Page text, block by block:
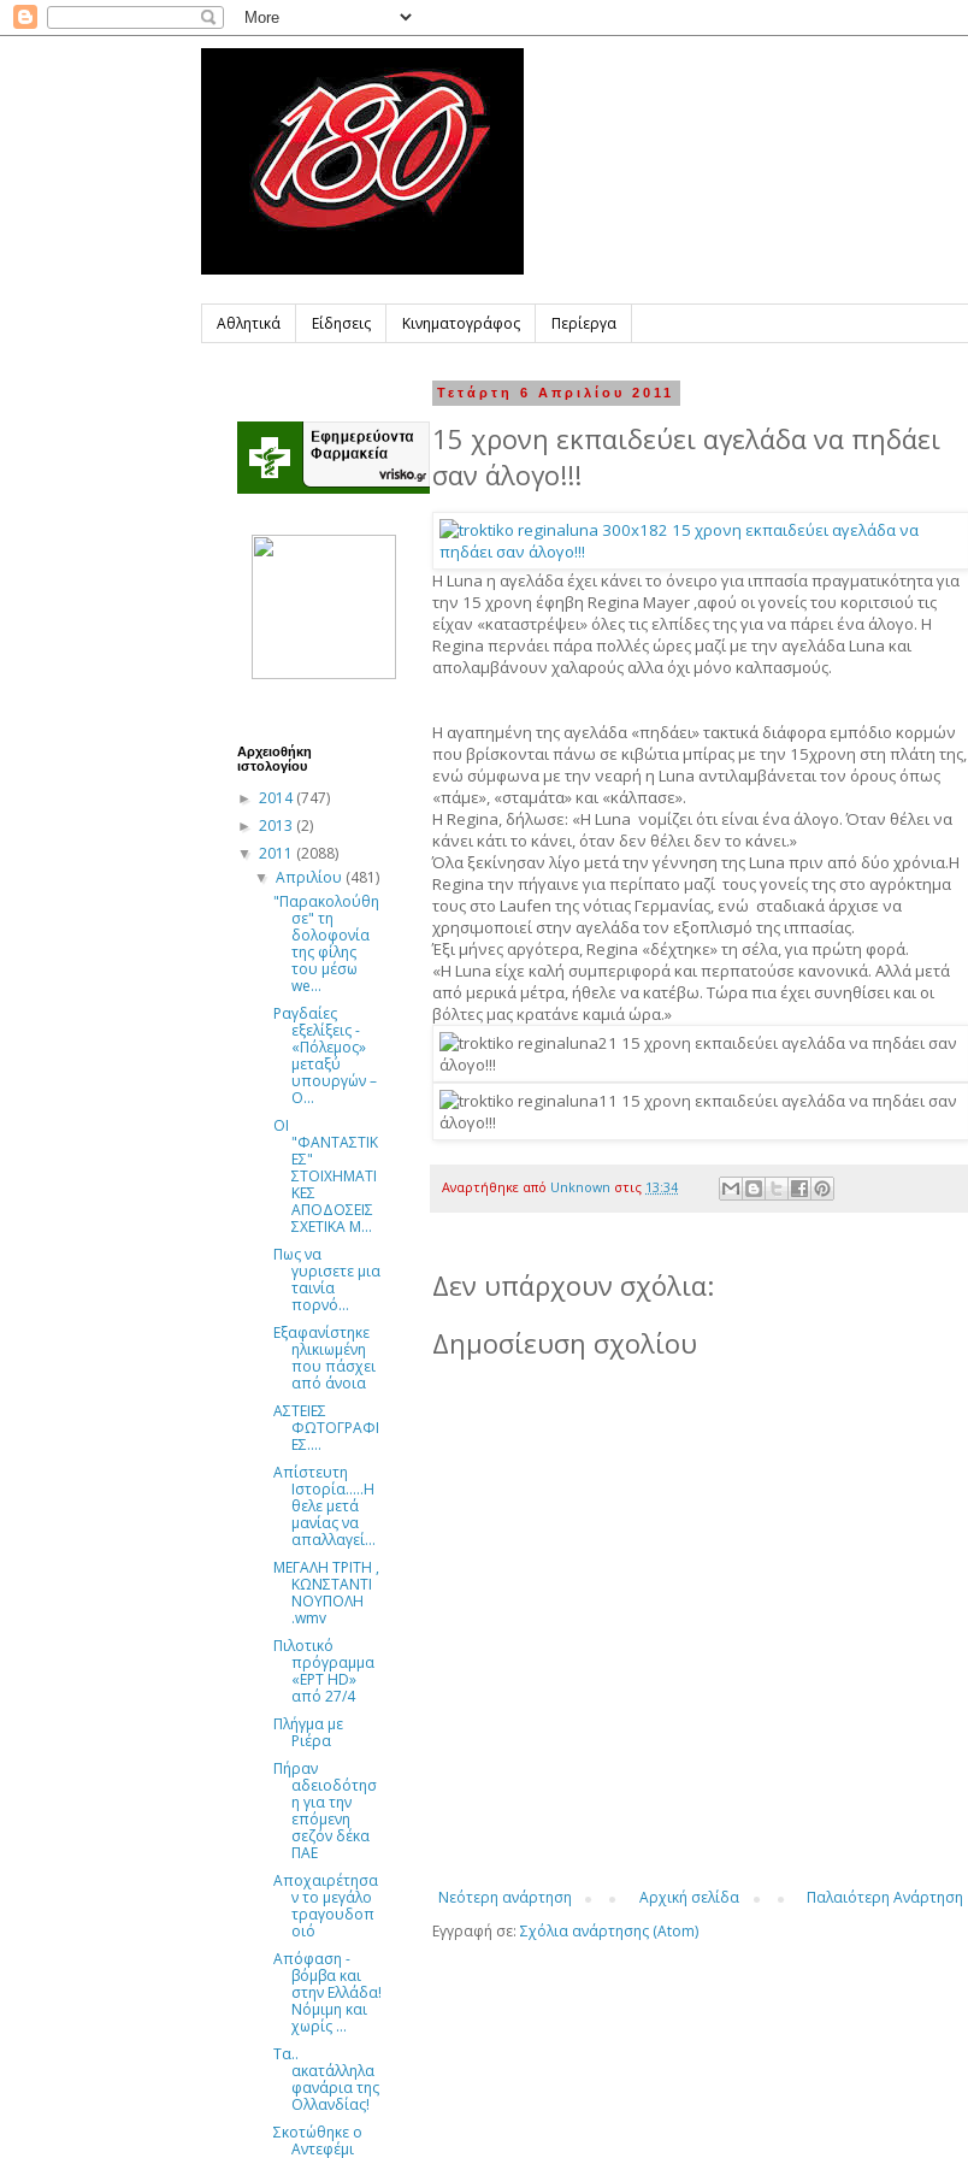
Αθλητικά Είδησεις Κινηματογράφος Περίεργα
Τετάρτη 6 Απριλίου 2011
15 χρονη εκπαιδεύει αγελάδα να πηδάει
σαν άλογο!!!
Η Luna η αγελάδα έχει κάνει το όνειρο για ιππασία πραγματικότητα για
την 15 χρονη έφηβη Regina Mayer ,αφού οι γονείς του κοριτσιού τις
είχαν «καταστρέψει» όλες τις ελπίδες της για να πάρει ένα άλογο. Η
Regina περνάει πάρα πολλές ώρες μαζί με την αγελάδα Luna και
απολαμβάνουν χαλαρούς αλλα όχι μόνο καλπασμούς.
Η αγαπημένη της αγελάδα «πηδάει» τακτικά διάφορα εμπόδιο κορμών
που βρίσκονται πάνω σε κιβώτια μπίρας με την 15χρονη στη πλάτη της,
ενώ σύμφωνα με την νεαρή η Luna αντιλαμβάνεται τον όρους όπως
«πάμε», «σταμάτα» και «κάλπασε».
Η Regina, δήλωσε: «Η Luna νομίζει ότι είναι ένα άλογο. Όταν θέλει να
κάνει κάτι το κάνει, όταν δεν θέλει δεν το κάνει.»
Όλα ξεκίνησαν λίγο μετά την γέννηση της Luna πριν από δύο χρόνια.Η
Regina την πήγαινε για περίπατο μαζί τους γονείς της στο αγρόκτημα
τους στο Laufen της νότιας Γερμανίας, ενώ σταδιακά άρχισε να
χρησιμοποιεί στην αγελάδα τον εξοπλισμό της ιππασίας.
Έξι μήνες αργότερα, Regina «δέχτηκε» τη σέλα, για πρώτη φορά.
«Η Luna είχε καλή συμπεριφορά και περπατούσε κανονικά. Αλλά μετά
από μερικά μέτρα, ήθελε να κατέβω. Τώρα πια έχει συνηθίσει και οι
βόλτες μας κρατάνε καμιά ώρα.»
Αναρτήθηκε από Unknown στις 13:34
Δεν υπάρχουν σχόλια:
Δημοσίευση σχολίου
Νεότερη ανάρτηση Παλαιότερη Ανάρτηση
Αρχική σελίδα
Εγγραφή σε: Σχόλια ανάρτησης (Atom)
Αρχειοθήκη
ιστολογίου
► 2014(747)
► 2013 (2)
▼ 2011 (2088)
▼Απριλίου (481)
"Παρακολούθη
σε" τη
δολοφονία
της φίλης
του μέσω
we...
Ραγδαίες
εξελίξεις -
«Πόλεμος»
μεταξύ
υπουργών –
Ο...
ΟΙ
"ΦΑΝΤΑΣΤΙΚ
ΕΣ"
ΣΤΟΙΧΗΜΑΤΙ
ΚΕΣ
ΑΠΟΔΟΣΕΙΣ
ΣΧΕΤΙΚΑ Μ...
Πως να
γυρισετε μια
ταινία
πορνό…
Εξαφανίστηκε
ηλικιωμένη
που πάσχει
από άνοια
ΑΣΤΕΙΕΣ
ΦΩΤΟΓΡΑΦΙ
ΕΣ....
Απίστευτη
Ιστορία…..Η
θελε μετά
μανίας να
απαλλαγεί...
ΜΕΓΑΛΗ ΤΡΙΤΗ ,
ΚΩΝΣΤΑΝΤΙ
ΝΟΥΠΟΛΗ
.wmv
Πιλοτικό
πρόγραμμα
«ΕΡΤ HD»
από 27/4
Πλήγμα με
Ριέρα
Πήραν
αδειοδότησ
η για την
επόμενη
σεζόν δέκα
ΠΑΕ
Αποχαιρέτησα
ν το μεγάλο
τραγουδοπ
οιό
Απόφαση -
βόμβα και
στην Ελλάδα!
Νόμιμη και
χωρίς ...
Τα..
ακατάλληλα
φανάρια της
Ολλανδίας!
Σκοτώθηκε ο
Αντεφέμι